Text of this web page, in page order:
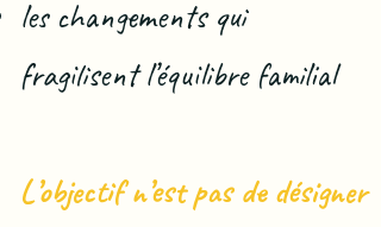
les changements qui
fragilisent l’équilibre familial
L’objectif n’est pas de désigner